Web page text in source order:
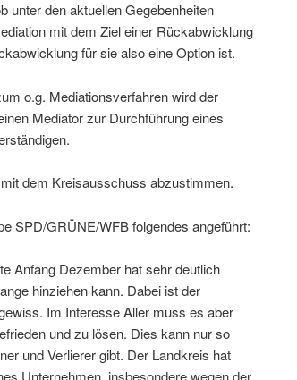
den aktuellen Gegebenheiten
mit dem Ziel einer Rückabwicklung
für sie also eine Option ist.
o.g. Mediationsverfahren wird der
Mediator zur Durchführung eines
dem Kreisausschuss abzustimmen.
SPD/GRÜNE/WFB folgendes angeführt:
Anfang Dezember hat sehr deutlich
hinziehen kann. Dabei ist der
Im Interesse Aller muss es aber
und zu lösen. Dies kann nur so
und Verlierer gibt. Der Landkreis hat
Unternehmen, insbesondere wegen der